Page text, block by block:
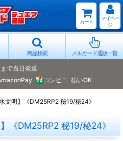
カート
マイペー
ジ
商品検索 メルカード通販一覧
で当日発送
コンビニ 払いOK
文明】《DM25RP2 秘19/秘24》
《DM25RP2 秘19/秘24》